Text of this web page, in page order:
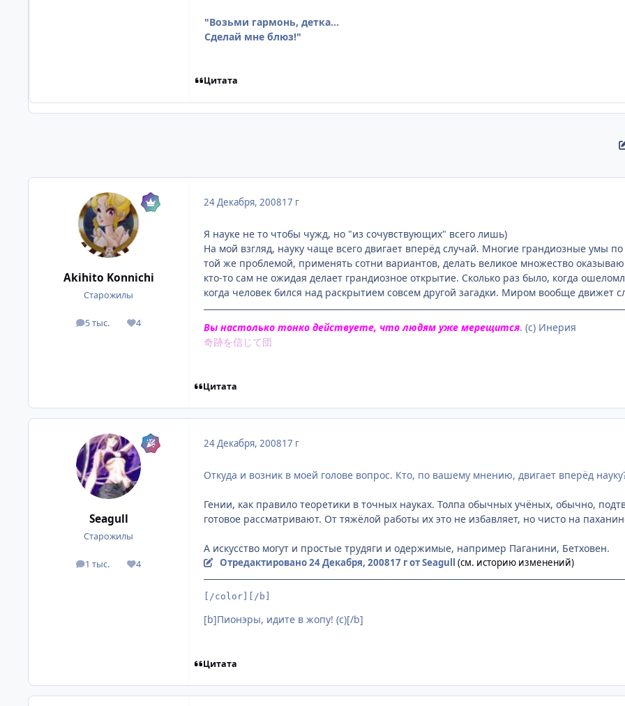
"Возьми гармонь, детка...
Сделай мне блюз!"
Цитата
Akihito Konnichi
Старожилы
5 тыс.
посты 4
Репутация
24 Декабря, 200817 г
Я науке не то чтобы чужд, но "из сочувствующих" всего лишь)
На мой взгляд, науку чаще всего двигает вперёд случай. Многие грандиозные умы
той же проблемой, применять сотни вариантов, делать великое множество
кто-то сам не ожидая делает грандиозное открытие. Сколько раз было, когда
когда человек бился над раскрытием совсем другой загадки. Миром вообще движет
Вы настолько тонко действуете, что людям уже мерещится. (с) Инерия
奇跡を信じて団
Цитата
Seagull
Старожилы
1 тыс.
посты 4
Репутация
24 Декабря, 200817 г
Откуда и возник в моей голове вопрос. Кто, по вашему мнению, двигает вперёд
Гении, как правило теоретики в точных науках. Толпа обычных учёных, обычно,
готовое рассматривают. От тяжёлой работы их это не избавляет, но чисто на
А искусство могут и простые трудяги и одержимые, например Паганини, Бетховен.
Отредактировано24 Декабря, 200817 гот Seagull (см. историю изменений)
[/color][/b]
[b]Пионэры, идите в жопу! (с)[/b]
Цитата